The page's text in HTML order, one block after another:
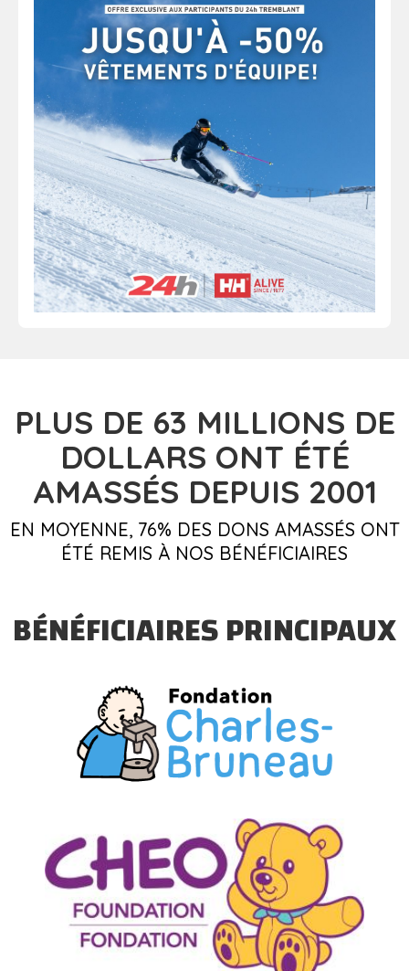
PLUS DE 63 MILLIONS DE
DOLLARS ONT ÉTÉ
AMASSÉS DEPUIS 2001
EN MOYENNE, 76% DES DONS AMASSÉS ONT
ÉTÉ REMIS À NOS BÉNÉFICIAIRES
BÉNÉFICIAIRES PRINCIPAUX